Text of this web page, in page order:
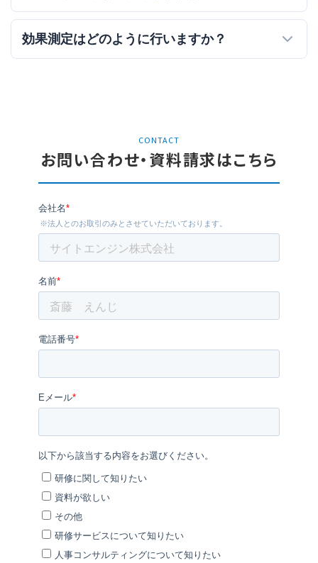
効果測定はどのように行いますか？
CONTACT
お問い合わせ・資料請求はこちら